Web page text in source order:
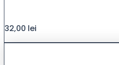
32,00 lei